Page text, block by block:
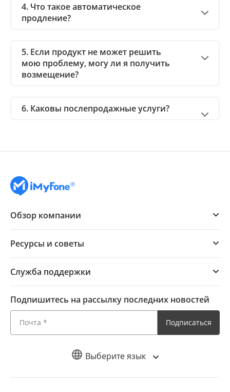
4. Что такое автоматическое
продление?
5. Если продукт не может решить
мою проблему, могу ли я получить
возмещение?
6. Каковы послепродажные услуги?
Выберите язык
Обзор компании
Ресурсы и советы
Служба поддержки
Подпишитесь на рассылку последних новостей
Подписаться